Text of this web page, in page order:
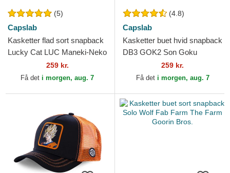
(5)
Capslab
Kasketter flad sort snapback
Lucky Cat LUC Maneki-Neko
259 kr.
Få det i morgen, aug. 7
(4.8)
Capslab
Kasketter buet hvid snapback
DB3 GOK2 Son Goku
Dragon Ball af Capslab
259 kr.
Få det i morgen, aug. 7